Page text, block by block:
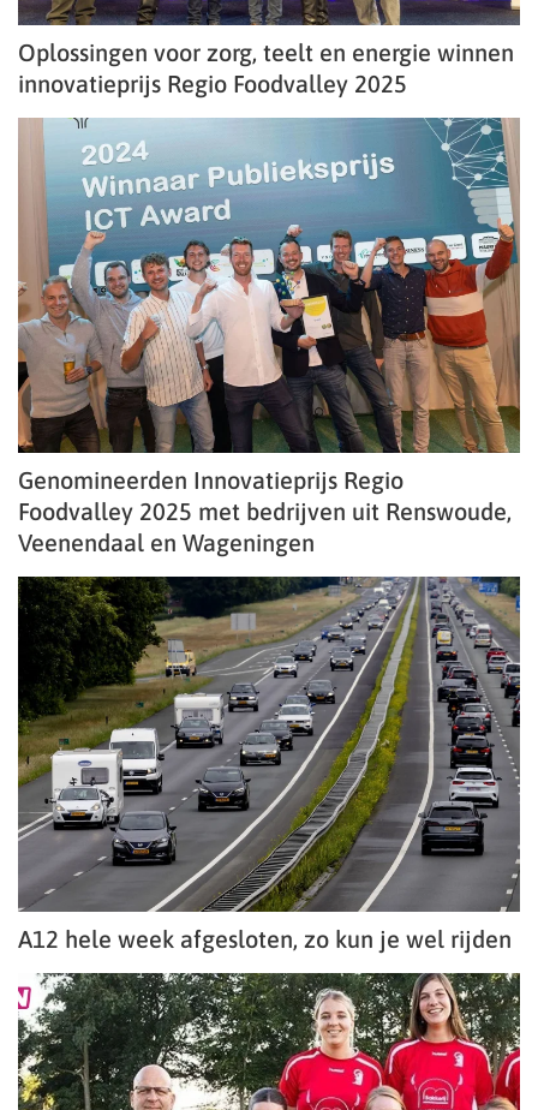
Oplossingen voor zorg, teelt en energie winnen
innovatieprijs Regio Foodvalley 2025
Genomineerden Innovatieprijs Regio
Foodvalley 2025 met bedrijven uit Renswoude,
Veenendaal en Wageningen
A12 hele week afgesloten, zo kun je wel rijden